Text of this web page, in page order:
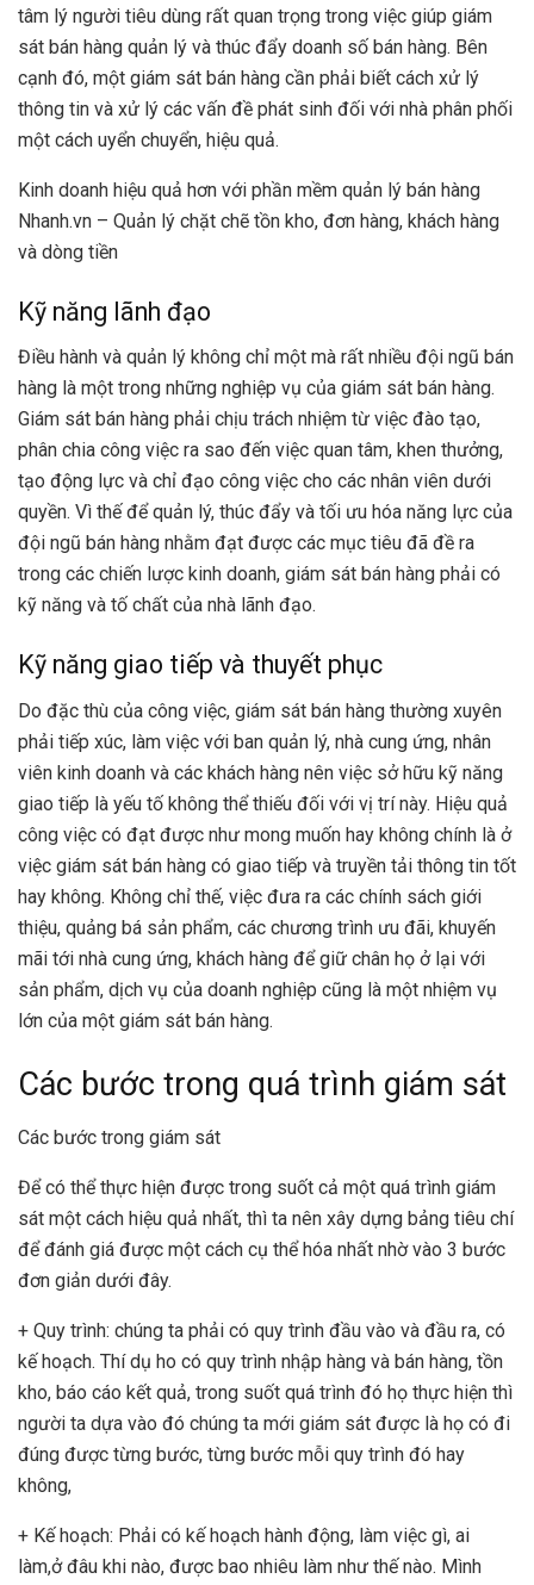
tâm lý người tiêu dùng rất quan trọng trong việc giúp giám
sát bán hàng quản lý và thúc đẩy doanh số bán hàng. Bên
cạnh đó, một giám sát bán hàng cần phải biết cách xử lý
thông tin và xử lý các vấn đề phát sinh đối với nhà phân phối
một cách uyển chuyển, hiệu quả.
Kinh doanh hiệu quả hơn với phần mềm quản lý bán hàng
Nhanh.vn – Quản lý chặt chẽ tồn kho, đơn hàng, khách hàng
và dòng tiền
Kỹ năng lãnh đạo
Điều hành và quản lý không chỉ một mà rất nhiều đội ngũ bán
hàng là một trong những nghiệp vụ của giám sát bán hàng.
Giám sát bán hàng phải chịu trách nhiệm từ việc đào tạo,
phân chia công việc ra sao đến việc quan tâm, khen thưởng,
tạo động lực và chỉ đạo công việc cho các nhân viên dưới
quyền. Vì thế để quản lý, thúc đẩy và tối ưu hóa năng lực của
đội ngũ bán hàng nhằm đạt được các mục tiêu đã đề ra
trong các chiến lược kinh doanh, giám sát bán hàng phải có
kỹ năng và tố chất của nhà lãnh đạo.
Kỹ năng giao tiếp và thuyết phục
Do đặc thù của công việc, giám sát bán hàng thường xuyên
phải tiếp xúc, làm việc với ban quản lý, nhà cung ứng, nhân
viên kinh doanh và các khách hàng nên việc sở hữu kỹ năng
giao tiếp là yếu tố không thể thiếu đối với vị trí này. Hiệu quả
công việc có đạt được như mong muốn hay không chính là ở
việc giám sát bán hàng có giao tiếp và truyền tải thông tin tốt
hay không. Không chỉ thế, việc đưa ra các chính sách giới
thiệu, quảng bá sản phẩm, các chương trình ưu đãi, khuyến
mãi tới nhà cung ứng, khách hàng để giữ chân họ ở lại với
sản phẩm, dịch vụ của doanh nghiệp cũng là một nhiệm vụ
lớn của một giám sát bán hàng.
Các bước trong quá trình giám sát
Các bước trong giám sát
Để có thể thực hiện được trong suốt cả một quá trình giám
sát một cách hiệu quả nhất, thì ta nên xây dựng bảng tiêu chí
để đánh giá được một cách cụ thể hóa nhất nhờ vào 3 bước
đơn giản dưới đây.
+ Quy trình: chúng ta phải có quy trình đầu vào và đầu ra, có
kế hoạch. Thí dụ ho có quy trình nhập hàng và bán hàng, tồn
kho, báo cáo kết quả, trong suốt quá trình đó họ thực hiện thì
người ta dựa vào đó chúng ta mới giám sát được là họ có đi
đúng được từng bước, từng bước mỗi quy trình đó hay
không,
+ Kế hoạch: Phải có kế hoạch hành động, làm việc gì, ai
làm,ở đâu khi nào, được bao nhiêu làm như thế nào. Mình